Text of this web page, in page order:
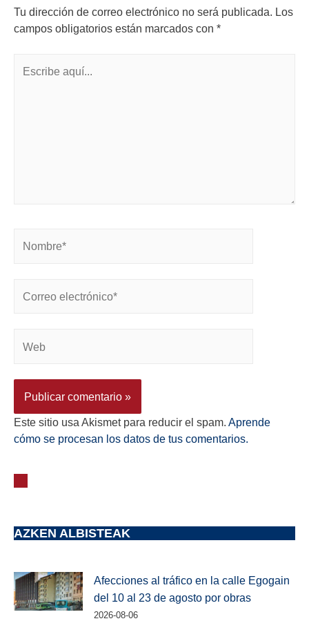
Tu dirección de correo electrónico no será publicada. Los
campos obligatorios están marcados con *
Este sitio usa Akismet para reducir el spam. Aprende
cómo se procesan los datos de tus comentarios.
AZKEN ALBISTEAK
Afecciones al tráfico en la calle Egogain
del 10 al 23 de agosto por obras
2026-08-06